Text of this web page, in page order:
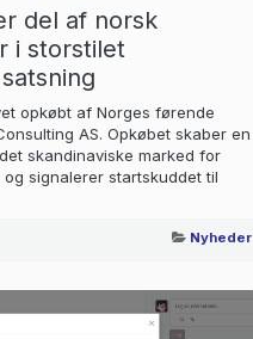
del af norsk
i storstilet
opkøbt af Norges førende
AS. Opkøbet skaber en
skandinaviske marked for
og signalerer startskuddet til
Nyheder